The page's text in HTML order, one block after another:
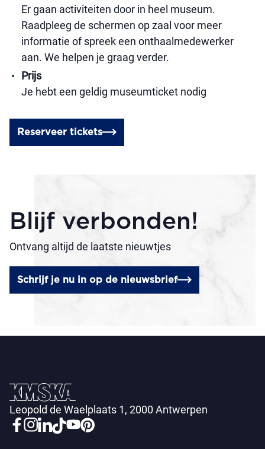
Er gaan activiteiten door in heel museum.
Raadpleeg de schermen op zaal voor meer
informatie of spreek een onthaalmedewerker
aan. We helpen je graag verder.
Prijs
Je hebt een geldig museumticket nodig
Reserveer tickets
Blijf verbonden!
Ontvang altijd de laatste nieuwtjes
Schrijf je nu in op de nieuwsbrief
Leopold de Waelplaats 1, 2000 Antwerpen